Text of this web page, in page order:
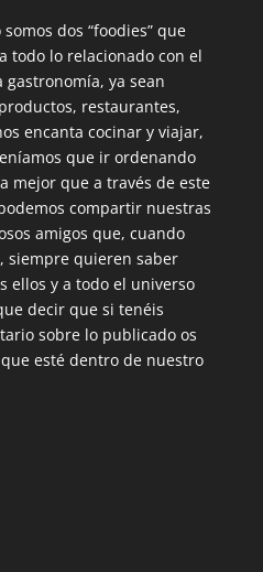
dos “foodies” que
todo lo relacionado con el
gastronomía, ya sean
restaurantes,
encanta cocinar y viajar,
que ir ordenando
mejor que a través de este
compartir nuestras
amigos que, cuando
siempre quieren saber
ellos y a todo el universo
decir que si tenéis
sobre lo publicado os
esté dentro de nuestro